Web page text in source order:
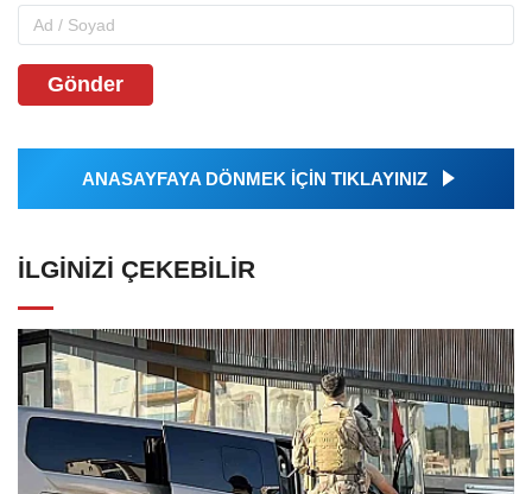
Gönder
ANASAYFAYA DÖNMEK İÇİN TIKLAYINIZ
İLGINIZI ÇEKEBILIR